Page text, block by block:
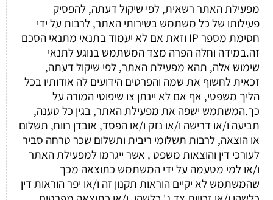
מפעילת האתר רשאית, לפי שיקול דעתה, להפסיק
פעילותו של כל משתמש בשירותי האתר, לרבות על ידי
חסימת מספר IP וזאת אם לא יעמוד בתנאי מתנאי הסכם
זה.במידה וחלה הפרה מצד המשתמש בנוגע לתנאי
שימוש אלה, תהא מפעילת האתר, לפי שיקול דעתה,
זכאית לחשוף את שמה והפרטים הידועים לה אודותיו בכל
הליך משפטי, אף אם לא יינתן צו שיפוטי המורה על
כך.המשתמש ישפה את מפעילת האתר, בגין כל טענה,
תביעה ו/או דרישה ו/או נזק ו/או הפסד, אובדן רווח, תשלום
או הוצאה, לרבות תשלומי ריבית ותשלום שכר טרחה סביר
לעורכי דין והוצאות משפט , אשר ייגרמו למפעילת האתר
ו/או למי מטעמה על ידי המשתמש כתוצאה מכך
שהמשתמש לא יקיים הוראות תקנון זה ו/או יפר הוראות דין